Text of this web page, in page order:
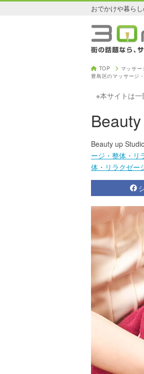
おでかけや暮ら
TOP マッサー
豊島区のマッサージ
※本サイトは一
Beauty up
ージ・整体・リ
体・リラクゼー